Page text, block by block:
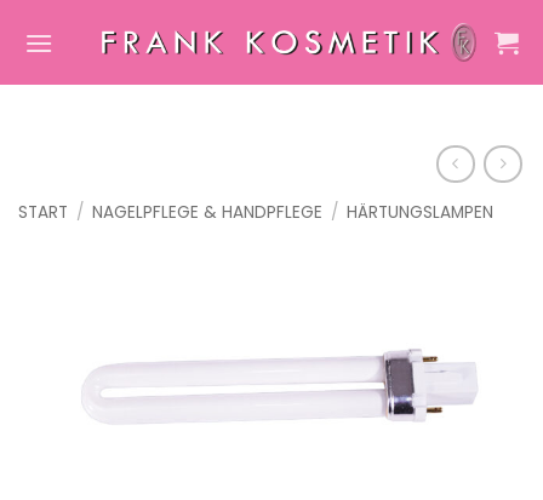
Inhalt
START / NAGELPFLEGE & HANDPFLEGE / HÄRTUNGSLAMPEN